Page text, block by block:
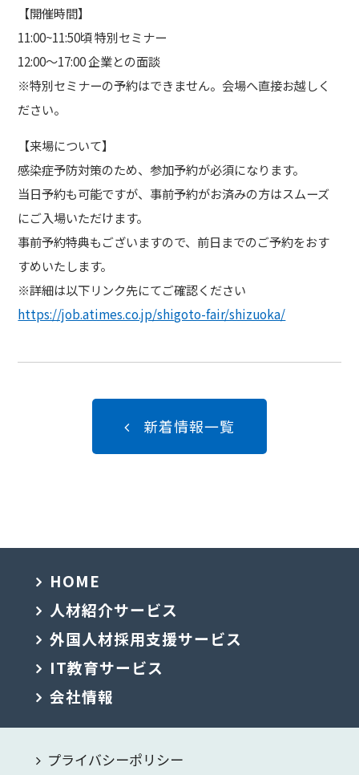
【開催時間】
11:00~11:50頃 特別セミナー
12:00～17:00 企業との面談
※特別セミナーの予約はできません。会場へ直接お越しく
ださい。
【来場について】
感染症予防対策のため、参加予約が必須になります。
当日予約も可能ですが、事前予約がお済みの方はスムーズ
にご入場いただけます。
事前予約特典もございますので、前日までのご予約をおす
すめいたします。
※詳細は以下リンク先にてご確認ください
https://job.atimes.co.jp/shigoto-fair/shizuoka/
新着情報一覧
HOME
人材紹介サービス
外国人材採用支援サービス
IT教育サービス
会社情報
プライバシーポリシー